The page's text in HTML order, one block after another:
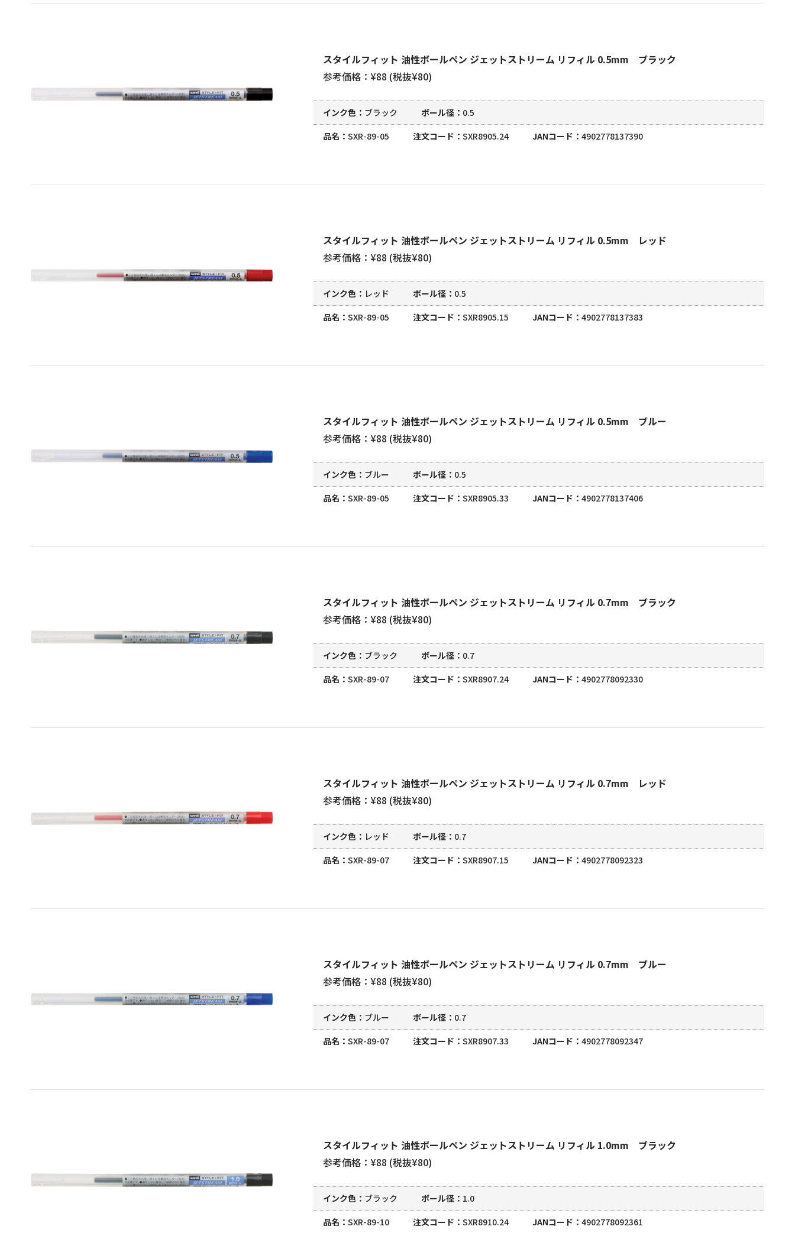
スタイルフィット 油性ボールペン ジェットストリーム リフィル 0.5mm ブラック
参考価格：¥88 (税抜¥80)
インク色 ブラック ボール径
0.5
品名
SXR-89-05 注文コード SXR8905.24 JANコード 4902778137390
スタイルフィット 油性ボールペン ジェットストリーム リフィル 0.5mm レッド
参考価格：¥88 (税抜¥80)
インク色 レッド ボール径
0.5
品名
SXR-89-05 注文コード SXR8905.15 JANコード 4902778137383
スタイルフィット 油性ボールペン ジェットストリーム リフィル 0.5mm ブルー
参考価格：¥88 (税抜¥80)
インク色 ブルー ボール径
0.5
品名
SXR-89-05 注文コード SXR8905.33 JANコード 4902778137406
スタイルフィット 油性ボールペン ジェットストリーム リフィル 0.7mm ブラック
参考価格：¥88 (税抜¥80)
インク色 ブラック ボール径
0.7
品名
SXR-89-07 注文コード SXR8907.24 JANコード 4902778092330
スタイルフィット 油性ボールペン ジェットストリーム リフィル 0.7mm レッド
参考価格：¥88 (税抜¥80)
インク色 レッド ボール径
0.7
品名
SXR-89-07 注文コード SXR8907.15 JANコード 4902778092323
スタイルフィット 油性ボールペン ジェットストリーム リフィル 0.7mm ブルー
参考価格：¥88 (税抜¥80)
インク色 ブルー ボール径
0.7
品名
SXR-89-07 注文コード SXR8907.33 JANコード 4902778092347
スタイルフィット 油性ボールペン ジェットストリーム リフィル 1.0mm ブラック
参考価格：¥88 (税抜¥80)
インク色 ブラック ボール径
1.0
品名
SXR-89-10 注文コード SXR8910.24 JANコード 4902778092361